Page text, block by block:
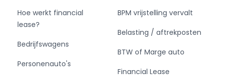
Hoe werkt financial
lease?
Bedrijfswagens
Personenauto's
BPM vrijstelling vervalt
Belasting / aftrekposten
BTW of Marge auto
Financial Lease